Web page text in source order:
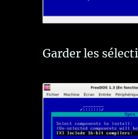
Garder les